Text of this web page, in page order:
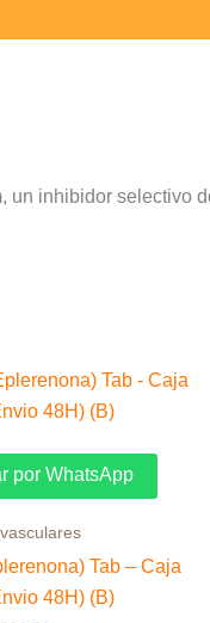
inhibidor selectivo
por WhatsApp
Tab – Caja
48H) (B)